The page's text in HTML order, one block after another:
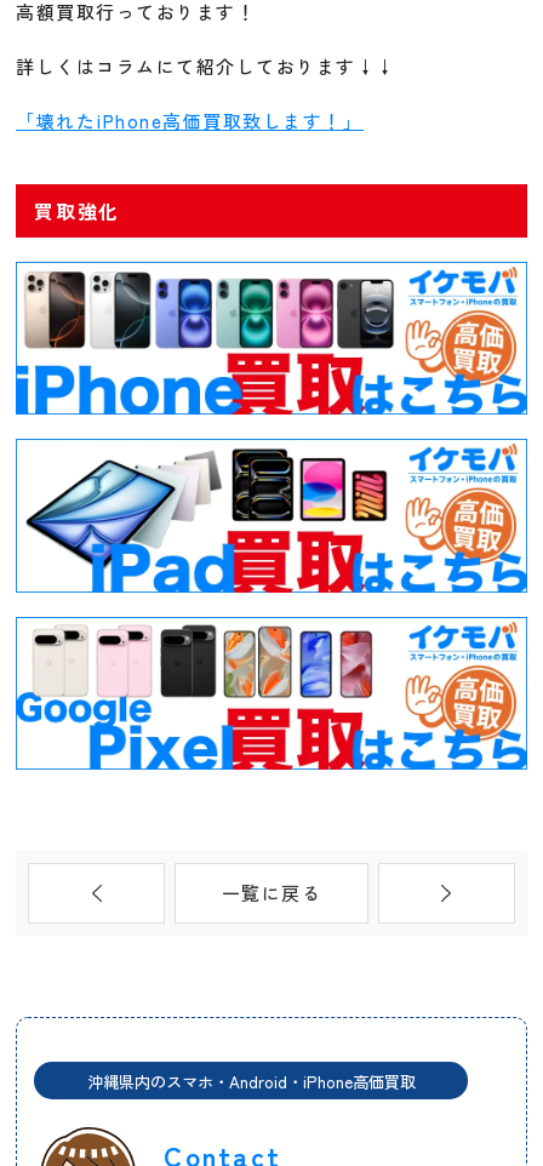
高額買取行っております！
詳しくはコラムにて紹介しております↓↓
「壊れたiPhone高価買取致します！」
買取強化
一覧に戻る
沖縄県内のスマホ・Android・iPhone高価買取
Contact